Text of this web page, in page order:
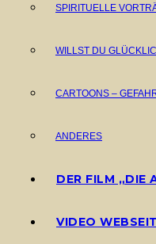
SPIRITUELLE
WILLST DU
CARTOONS –
ANDERES
DER FILM „DIE
VIDEO